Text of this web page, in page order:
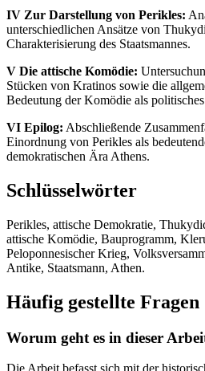
IV Zur Darstellung von Perikles:
unterschiedlichen Ansätze von
Charakterisierung des Staatsmannes.
V Die attische Komödie:
Stücken von Kratinos sowie die
Bedeutung der Komödie als
VI Epilog: Abschließende
Einordnung von Perikles als
demokratischen Ära Athens.
Schlüsselwörter
Perikles, attische Demokratie,
attische Komödie, Bauprogramm,
Peloponnesischer Krieg,
Antike, Staatsmann, Athen.
Häufig gestellte Fragen
Worum geht es in dieser